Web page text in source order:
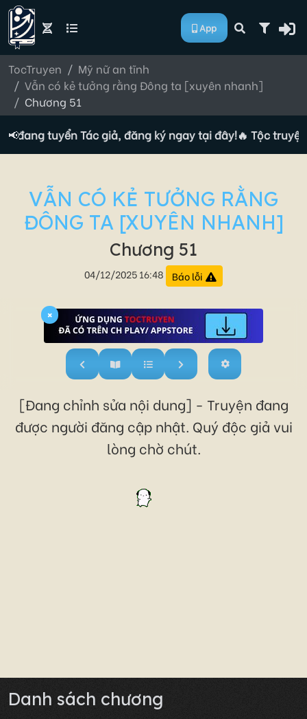
App
TocTruyen
Mỹ nữ an tĩnh
Vẫn có kẻ tưởng rằng Đông ta [xuyên nhanh]
Chương 51
📢
đang tuyển Tác giả, đăng ký ngay tại đây!🔥 Tộc truyện
VẪN CÓ KẺ TƯỞNG RẰNG
ĐÔNG TA [XUYÊN NHANH]
Chương 51
04/12/2025 16:48 Báo lỗi
×
[Đang chỉnh sửa nội dung] - Truyện đang
được người đăng cập nhật. Quý độc giả vui
lòng chờ chút.
Danh sách chương